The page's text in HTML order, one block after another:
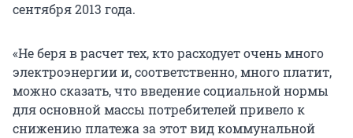
сентября 2013 года.
«Не беря в расчет тех, кто расходует очень много
электроэнергии и, соответственно, много платит,
можно сказать, что введение социальной нормы
для основной массы потребителей привело к
снижению платежа за этот вид коммунальной